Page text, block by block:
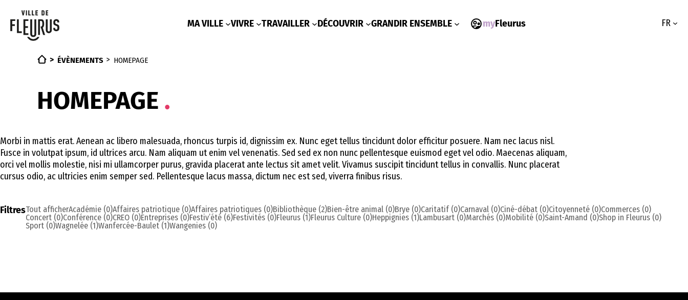
contenu
MA VILLE VIVRE TRAVAILLER DÉCOUVRIR GRANDIR ENSEMBLE myFleurus FR
ÉVÈNEMENTS HOMEPAGE
HOMEPAGE
Morbi in mattis erat. Aenean ac libero malesuada, rhoncus turpis id, dignissim ex. Nunc eget tellus tincidunt dolor efficitur posuere. Nam nec lacus nisl.
Fusce in volutpat ipsum, id ultrices arcu. Nam aliquam ut enim vel venenatis. Sed sed ex non nunc pellentesque euismod eget vel odio. Maecenas aliquam,
orci vel mollis molestie, nisi mi ullamcorper purus, gravida placerat ante lectus sit amet velit. Vivamus suscipit tincidunt tellus in convallis. Nunc placerat
cursus odio, ac ultricies enim semper sed. Pellentesque lacus massa, dictum nec est sed, viverra finibus risus.
FiltresTout afficherAcadémie (0)Affaires patriotique (0)Affaires patriotiques (0)Bibliothèque (2)Bien-être animal (0)Brye (0)Caritatif (0)Carnaval (0)Ciné-débat (0)Citoyenneté (0)Commerces (0)
Concert (0)Conférence (0)CREO (0)Entreprises (0)Festiv’été (6)Festivités (0)Fleurus (1)Fleurus Culture (0)Heppignies (1)Lambusart (0)Marchés (0)Mobilité (0)Saint-Amand (0)Shop in Fleurus (0)
Sport (0)Wagnelée (1)Wanfercée-Baulet (1)Wangenies (0)